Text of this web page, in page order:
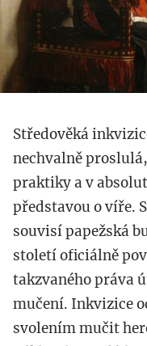
Středověká
nechvalně
praktiky a v
představou o víře.
souvisí papežská
století oficiálně
takzvaného práva
mučení. Inkvizice
svolením mučit